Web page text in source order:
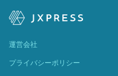
運営会社
プライバシーポリシー